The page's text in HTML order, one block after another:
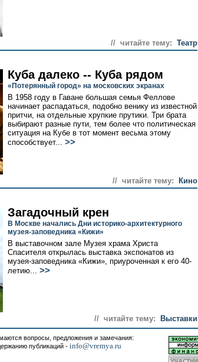
// читайте тему: Театр
Куба далеко -- Куба рядом
«Потерянный город» на московских экранах
В 1958 году в Гаване большая семья Феллове
начинает распадаться, подобно венику из известной
притчи, на отдельные хрупкие прутики. Три брата
выбирают разные пути, тем более что политическая
ситуация на Кубе в тот момент весьма этому
способствует... >>
// читайте тему: Кино
Загадочный крен
В Москве начались Дни историко-архитектурного
музея-заповедника «Кижи»
В выставочном зале Музея храма Христа
Спасителя открылась выставка экспонатов из
музея-заповедника «Кижи», приуроченная к его 40-
летию... >>
// читайте тему: Выставки
вопросы, предложения и замечания:
публикаций - info@vremya.ru